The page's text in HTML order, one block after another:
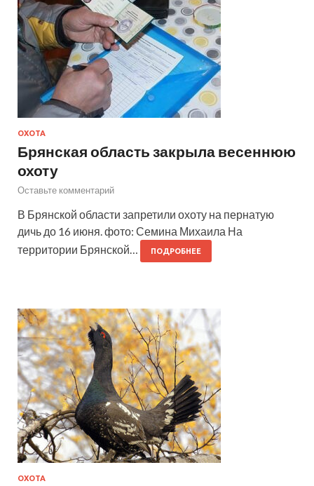
ОХОТА
Брянская область закрыла весеннюю
охоту
Оставьте комментарий
В Брянской области запретили охоту на пернатую
дичь до 16 июня. фото: Семина Михаила На
территории Брянской…
ПОДРОБНЕЕ
ОХОТА